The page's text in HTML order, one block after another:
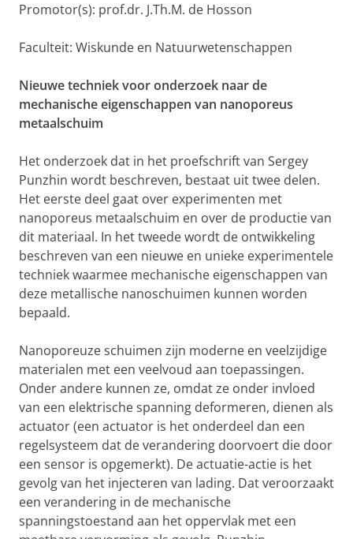
Promotor(s): prof.dr. J.Th.M. de Hosson
Faculteit: Wiskunde en Natuurwetenschappen
Nieuwe techniek voor onderzoek naar de
mechanische eigenschappen van nanoporeus
metaalschuim
Het onderzoek dat in het proefschrift van Sergey
Punzhin wordt beschreven, bestaat uit twee delen.
Het eerste deel gaat over experimenten met
nanoporeus metaalschuim en over de productie van
dit materiaal. In het tweede wordt de ontwikkeling
beschreven van een nieuwe en unieke experimentele
techniek waarmee mechanische eigenschappen van
deze metallische nanoschuimen kunnen worden
bepaald.
Nanoporeuze schuimen zijn moderne en veelzijdige
materialen met een veelvoud aan toepassingen.
Onder andere kunnen ze, omdat ze onder invloed
van een elektrische spanning deformeren, dienen als
actuator (een actuator is het onderdeel dan een
regelsysteem dat de verandering doorvoert die door
een sensor is opgemerkt). De actuatie-actie is het
gevolg van het injecteren van lading. Dat veroorzaakt
een verandering in de mechanische
spanningstoestand aan het oppervlak met een